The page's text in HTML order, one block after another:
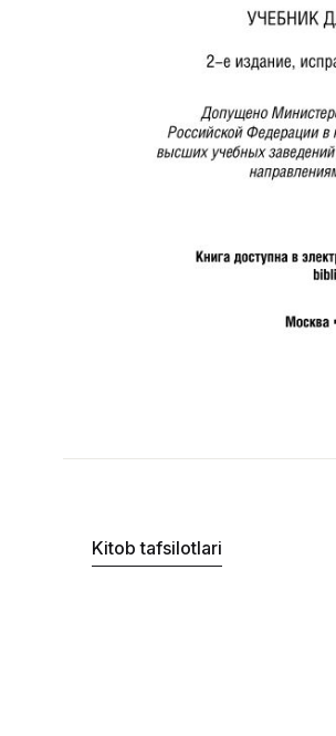
Kitob tafsilotlari